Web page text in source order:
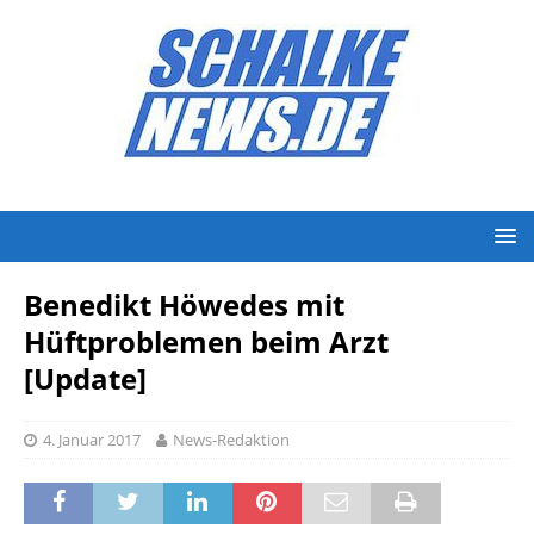
Benedikt Höwedes mit
Hüftproblemen beim Arzt
[Update]
4. Januar 2017 News-Redaktion